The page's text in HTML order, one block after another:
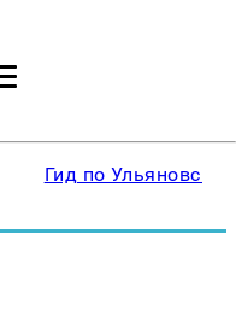
Гид по Ульяновску